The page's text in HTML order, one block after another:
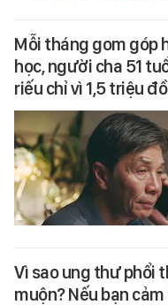
Mỗi tháng gom góp
học, người cha 51
riếu chỉ vì 1,5 triệu
Vì sao ung thư phổi
muộn? Nếu bạn